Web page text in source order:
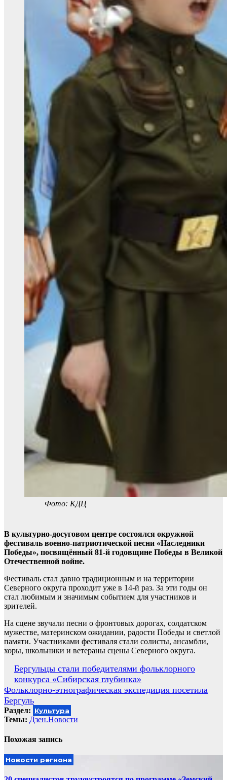
Фото: КДЦ
В культурно-досуговом центре состоялся окружной
фестиваль военно-патриотической песни «Наследники
Победы», посвящённый 81-й годовщине Победы в Великой
Отечественной войне.
Фестиваль стал давно традиционным и на территории
Северного округа проходит уже в 14-й раз. За эти годы он
стал любимым и значимым событием для участников и
зрителей.
На сцене звучали песни о фронтовых дорогах, солдатском
мужестве, материнском ожидании, радости Победы и светлой
памяти. Участниками фестиваля стали солисты, ансамбли,
хоры, школьники и ветераны сцены Северного округа.
Навигация
по
записям
Бергульцы стали победителями фольклорного
конкурса «Сибирская глубинка»
Фольклорно-этнографическая экспедиция посетила
Бергуль
Раздел: Культура
Темы: Дзен.Новости
Похожая запись
Новости региона